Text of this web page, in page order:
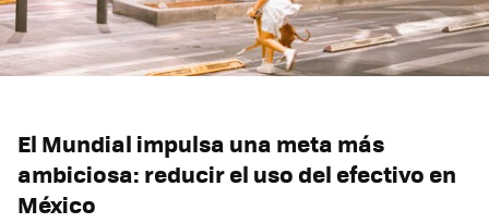
El Mundial impulsa una meta más
ambiciosa: reducir el uso del efectivo en
México